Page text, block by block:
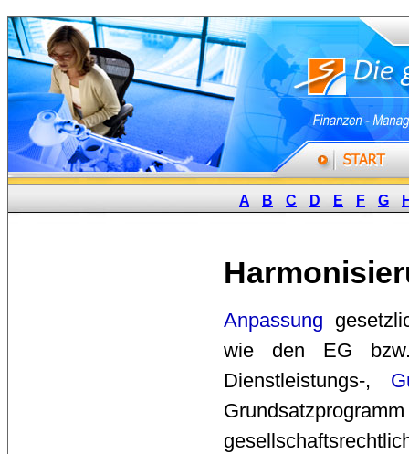
A B C D E F G
Anpassung
wie den EG
Dienstleistungs-,